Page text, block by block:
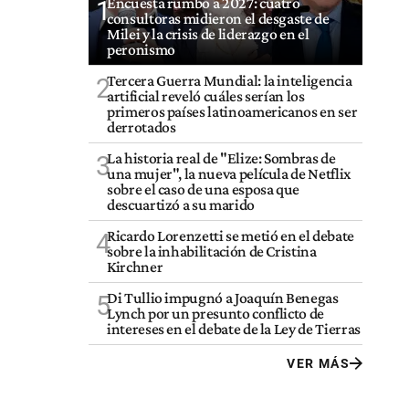
1consultoras midieron el desgaste de
Milei y la crisis de liderazgo en el
peronismo
2Tercera Guerra Mundial: la inteligencia
artificial reveló cuáles serían los
primeros países latinoamericanos en ser
derrotados
3La historia real de "Elize: Sombras de
una mujer", la nueva película de Netflix
sobre el caso de una esposa que
descuartizó a su marido
4Ricardo Lorenzetti se metió en el debate
sobre la inhabilitación de Cristina
Kirchner
5Di Tullio impugnó a Joaquín Benegas
Lynch por un presunto conflicto de
intereses en el debate de la Ley de Tierras
VER MÁS